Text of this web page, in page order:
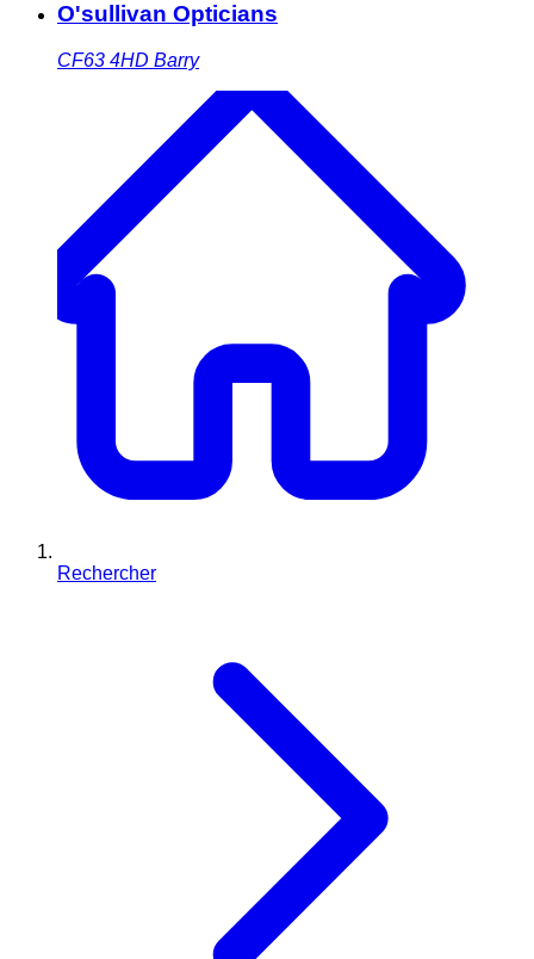
O'sullivan Opticians
CF63 4HD Barry
Rechercher